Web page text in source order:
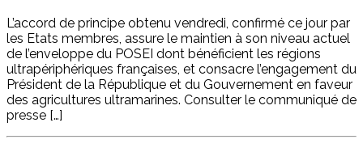
L’accord de principe obtenu vendredi, confirmé ce jour par
les Etats membres, assure le maintien à son niveau actuel
de l’enveloppe du POSEI dont bénéficient les régions
ultrapériphériques françaises, et consacre l’engagement du
Président de la République et du Gouvernement en faveur
des agricultures ultramarines. Consulter le communiqué de
presse […]